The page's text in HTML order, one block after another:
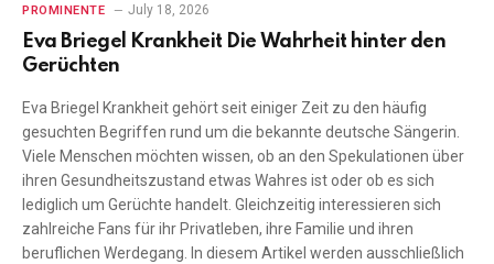
PROMINENTE July 18, 2026
Eva Briegel Krankheit Die Wahrheit hinter den
Gerüchten
Eva Briegel Krankheit gehört seit einiger Zeit zu den häufig
gesuchten Begriffen rund um die bekannte deutsche Sängerin.
Viele Menschen möchten wissen, ob an den Spekulationen über
ihren Gesundheitszustand etwas Wahres ist oder ob es sich
lediglich um Gerüchte handelt. Gleichzeitig interessieren sich
zahlreiche Fans für ihr Privatleben, ihre Familie und ihren
beruflichen Werdegang. In diesem Artikel werden ausschließlich